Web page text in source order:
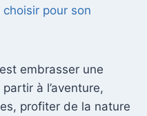
pour son
embrasser une
à l’aventure,
profiter de la nature